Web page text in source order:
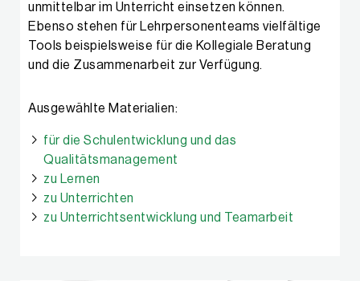
unmittelbar im Unterricht einsetzen können.
Ebenso stehen für Lehrpersonenteams vielfältige
Tools beispielsweise für die Kollegiale Beratung
und die Zusammenarbeit zur Verfügung.
Ausgewählte Materialien:
für die Schulentwicklung und das
Qualitätsmanagement
zu Lernen
zu Unterrichten
zu Unterrichtsentwicklung und Teamarbeit